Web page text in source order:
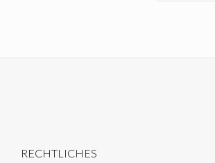
RECHTLICHES